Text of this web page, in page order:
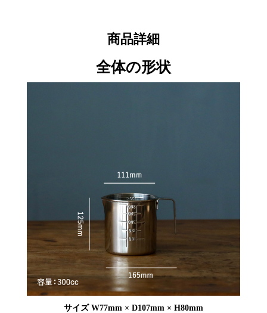
商品詳細
全体の形状
サイズ W77mm × D107mm × H80mm